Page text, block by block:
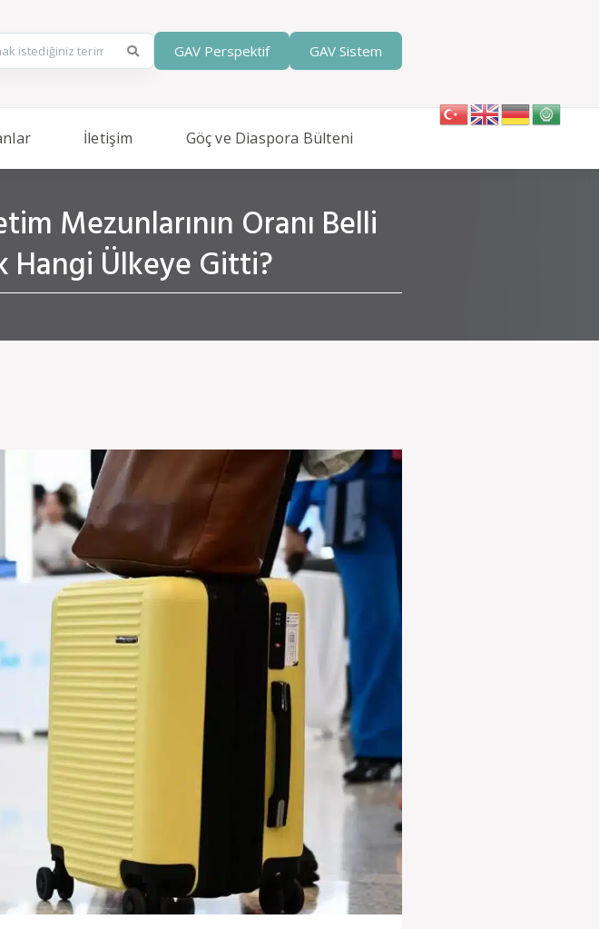
GAV Perspektif GAV Sistem
İletişim Göç ve Diaspora Bülteni
Mezunlarının Oranı Belli
Hangi Ülkeye Gitti?